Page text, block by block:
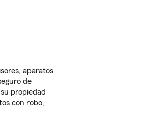
aparatos
de
propiedad
con robo,